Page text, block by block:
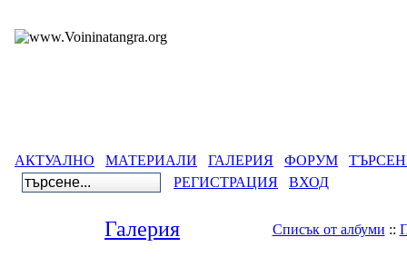
АКТУАЛНО МАТЕРИАЛИ ГАЛЕРИЯ ФОРУМ
РЕГИСТРАЦИЯ
ВХОД
Галерия Списък от албуми ::